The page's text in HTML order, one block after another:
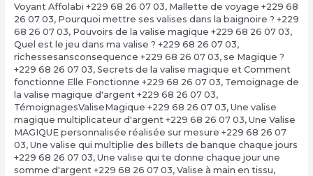
Voyant Affolabi +229 68 26 07 03, Mallette de voyage +229 68
26 07 03, Pourquoi mettre ses valises dans la baignoire ? +229
68 26 07 03, Pouvoirs de la valise magique +229 68 26 07 03,
Quel est le jeu dans ma valise ? +229 68 26 07 03,
richessesansconsequence +229 68 26 07 03, se Magique ?
+229 68 26 07 03, Secrets de la valise magique et Comment
fonctionne Elle Fonctionne +229 68 26 07 03, Temoignage de
la valise magique d'argent +229 68 26 07 03,
TémoignagesValiseMagique +229 68 26 07 03, Une valise
magique multiplicateur d'argent +229 68 26 07 03, Une Valise
MAGIQUE personnalisée réalisée sur mesure +229 68 26 07
03, Une valise qui multiplie des billets de banque chaque jours
+229 68 26 07 03, Une valise qui te donne chaque jour une
somme d'argent +229 68 26 07 03, Valise à main en tissu,